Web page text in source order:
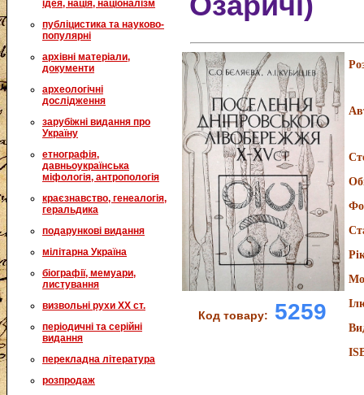
ідея, нація, націоналізм
публіцистика та науково-
популярні
архівні матеріали,
документи
археологічні
дослідження
зарубіжні видання про
Україну
етнографія,
давньоукраїнська
міфологія, антропологія
краєзнавство, генеалогія,
геральдика
подарункові видання
мілітарна Україна
біографії, мемуари,
листування
визвольні рухи XX ст.
періодичні та серійні
видання
перекладна література
розпродаж
Код товару: 5259